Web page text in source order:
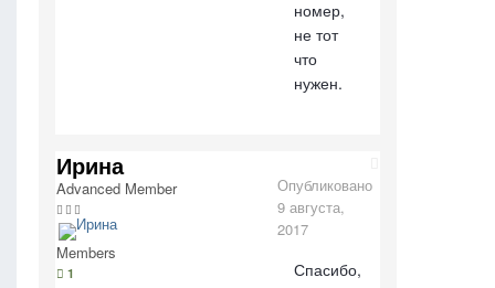
номер,
не тот
что
нужен.
Ирина
Advanced Member
Members
1
Опубликовано
9 августа,
2017
Спасибо,